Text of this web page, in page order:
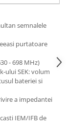
semnalele
purtatoare
- 698 MHz)
ului SEK: volum
bateriei si
a impedantei
IEM/IFB de